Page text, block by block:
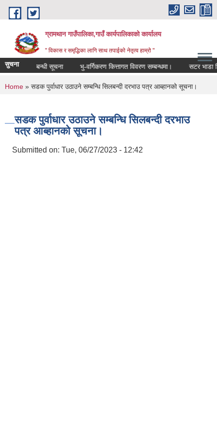
Skip to main content
ग्रामथान गाउँपालिका,गाउँ कार्यपालिकाको कार्यालय
" विकास र समृद्धिका लागि साथ तपाईको नेतृत्व हाम्रो "
सुचना
हुने सम्बन्धी सूचना भु-वर्गिकरण कित्तागत विवरण सम्बन्धमा। सटर भाडा
You are here
Home » सडक पुर्वाधार उठाउने सम्बन्धि सिलबन्दी दरभाउ पत्र आब्हानको सूचना।
सडक पुर्वाधार उठाउने सम्बन्धि सिलबन्दी दरभाउ
पत्र आब्हानको सूचना।
Submitted on: Tue, 06/27/2023 - 12:42